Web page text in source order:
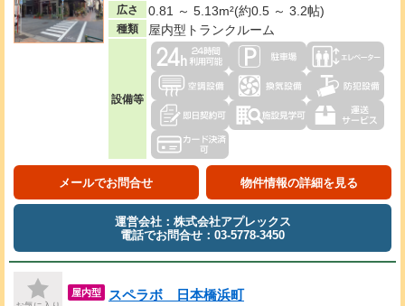
広さ 0.81 ～ 5.13m²(約0.5 ～ 3.2帖)
種類 屋内型トランクルーム
設備等
メールでお問合せ 物件情報の詳細を見る
運営会社：株式会社アプレックス
電話でお問合せ：03-5778-3450
屋内型 スペラボ 日本橋浜町